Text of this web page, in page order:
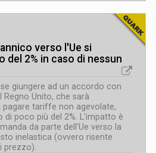
verso l'Ue si
del 2% in caso di nessun
giungere ad un accordo con
Regno Unito, che sarà
tariffe non agevolate,
di poco più del 2%. L'impatto è
da parte dell’Ue verso la
inelastica (ovvero risente
prezzo).